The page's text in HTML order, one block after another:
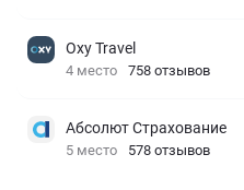
Oxy Travel
4 место 758 отзывов
Абсолют Страхование
5 место 578 отзывов